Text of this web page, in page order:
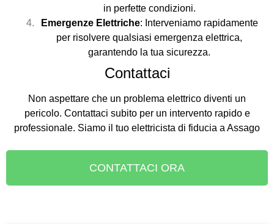
in perfette condizioni.
Emergenze Elettriche: Interveniamo rapidamente
per risolvere qualsiasi emergenza elettrica,
garantendo la tua sicurezza.
Contattaci
Non aspettare che un problema elettrico diventi un
pericolo. Contattaci subito per un intervento rapido e
professionale. Siamo il tuo elettricista di fiducia a Assago
CONTATTACI ORA